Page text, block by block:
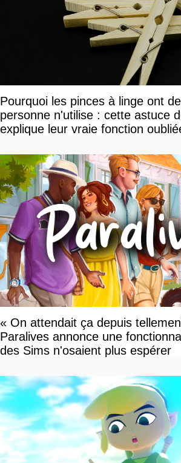
Pourquoi les pinces à linge ont
personne n'utilise : cette astuce
explique leur vraie fonction
« On attendait ça depuis
Paralives annonce une
des Sims n'osaient plus espérer